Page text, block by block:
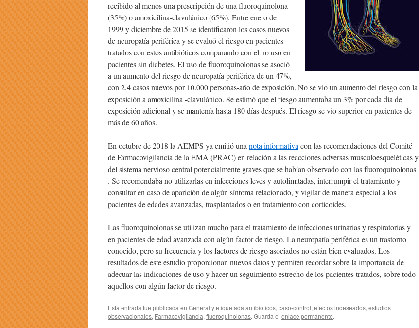
recibido al menos una prescripción de una fluoroquinolona
(35%) o amoxicilina-clavulánico (65%). Entre enero de
1999 y diciembre de 2015 se identificaron los casos nuevos
de neuropatía periférica y se evaluó el riesgo en pacientes
tratados con estos antibióticos comparando con el no uso en
pacientes sin diabetes. El uso de fluoroquinolonas se asoció
a un aumento del riesgo de neuropatía periférica de un 47%,
con 2,4 casos nuevos por 10.000 personas-año de exposición. No se vio un aumento del riesgo con la
exposición a amoxicilina -clavulánico. Se estimó que el riesgo aumentaba un 3% por cada día de
exposición adicional y se mantenía hasta 180 días después. El riesgo se vio superior en pacientes de
más de 60 años.
En octubre de 2018 la AEMPS ya emitió una nota informativa con las recomendaciones del Comité
de Farmacovigilancia de la EMA (PRAC) en relación a las reacciones adversas musculoesqueléticas y
del sistema nervioso central potencialmente graves que se habían observado con las fluoroquinolonas
. Se recomendaba no utilizarlas en infecciones leves y autolimitadas, interrumpir el tratamiento y
consultar en caso de aparición de algún síntoma relacionado, y vigilar de manera especial a los
pacientes de edades avanzadas, trasplantados o en tratamiento con corticoides.
Las fluoroquinolonas se utilizan mucho para el tratamiento de infecciones urinarias y respiratorias y
en pacientes de edad avanzada con algún factor de riesgo. La neuropatía periférica es un trastorno
conocido, pero su frecuencia y los factores de riesgo asociados no están bien evaluados. Los
resultados de este estudio proporcionan nuevos datos y permiten recordar sobre la importancia de
adecuar las indicaciones de uso y hacer un seguimiento estrecho de los pacientes tratados, sobre todo
aquellos con algún factor de riesgo.
Esta entrada fue publicada en General y etiquetada antibióticos, caso-control, efectos indeseados, estudios
observacionales, Farmacovigilancia, fluoroquinolonas. Guarda el enlace permanente.